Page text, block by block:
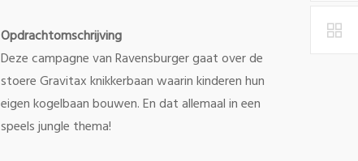
Opdrachtomschrijving
Deze campagne van Ravensburger gaat over de
stoere Gravitax knikkerbaan waarin kinderen hun
eigen kogelbaan bouwen. En dat allemaal in een
speels jungle thema!